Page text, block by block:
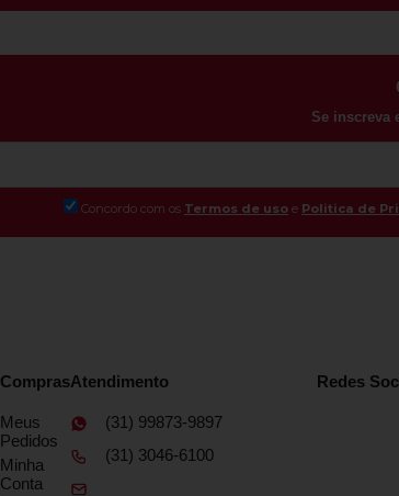
Se inscreva
Concordo com os Termos de uso e Politica de
Compras
Meus
Pedidos
Minha
Conta
Atendimento
(31) 99873-9897
(31) 3046-6100
Redes